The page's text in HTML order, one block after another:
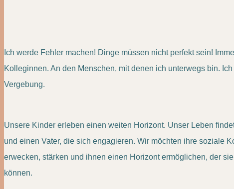
Ich werde Fehler machen! Dinge müssen nicht perfekt sein!
Kolleginnen. An den Menschen, mit denen ich unterwegs bin.
Vergebung.
Unsere Kinder erleben einen weiten Horizont. Unser Leben
und einen Vater, die sich engagieren. Wir möchten ihre soziale
erwecken, stärken und ihnen einen Horizont ermöglichen, der
können.